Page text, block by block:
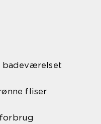
badeværelset
fliser